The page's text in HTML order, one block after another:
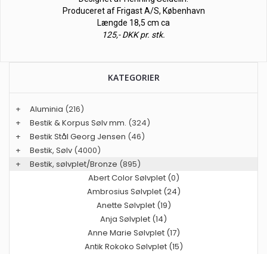
Produceret af Frigast A/S, København
Længde 18,5 cm ca
125,- DKK pr. stk.
KATEGORIER
+ Aluminia (216)
+
Bestik & Korpus Sølv mm. (324)
+
Bestik Stål Georg Jensen (46)
+
Bestik, Sølv (4000)
+
Bestik, sølvplet/Bronze (895)
Abert Color Sølvplet (0)
Ambrosius Sølvplet (24)
Anette Sølvplet (19)
Anja Sølvplet (14)
Anne Marie Sølvplet (17)
Antik Rokoko Sølvplet (15)